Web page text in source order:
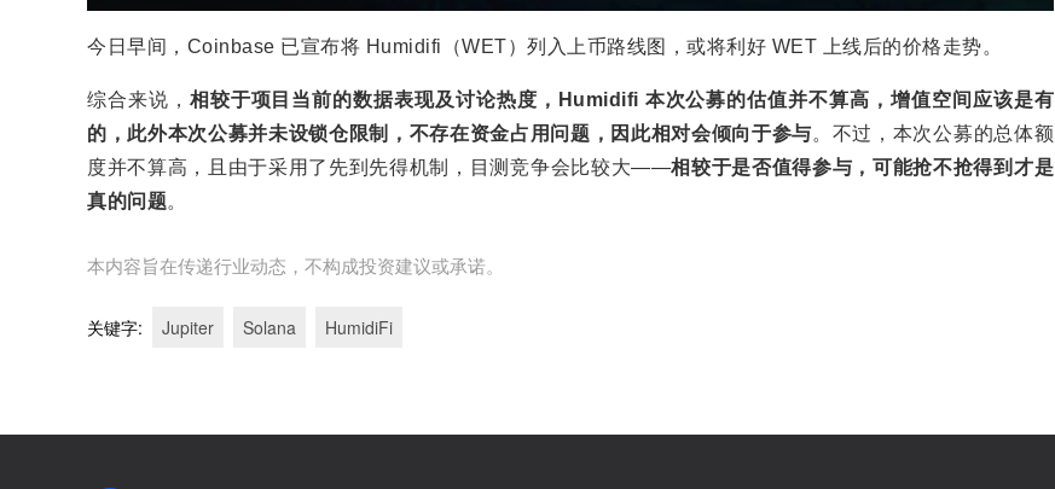
今日早间，Coinbase 已宣布将 Humidifi（WET）列入上币路线图，或将利好 WET 上线后的价格走势。
综合来说， 相较于项目当前的数据表现及讨论热度，Humidifi 本次公募的估值并不算高，增值空间应该是有
的，此外本次公募并未设锁仓限制，不存在资金占用问题，因此相对会倾向于参与。不过，本次公募的总体额
度并不算高，且由于采用了先到先得机制，目测竞争会比较大——相较于是否值得参与，可能抢不抢得到才是
真的问题。
本内容旨在传递行业动态，不构成投资建议或承诺。
关键字: Jupiter Solana HumidiFi